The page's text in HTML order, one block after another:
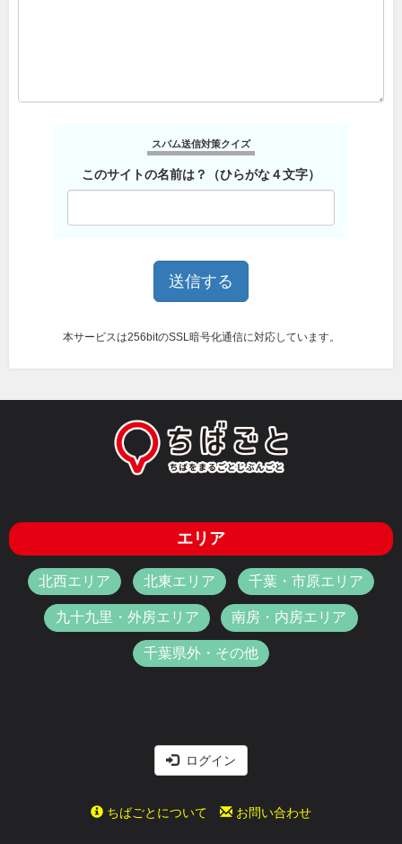
スパム送信対策クイズ
このサイトの名前は？（ひらがな４文字）
本サービスは256bitのSSL暗号化通信に対応しています。
エリア
北西エリア 北東エリア 千葉・市原エリア
九十九里・外房エリア 南房・内房エリア
千葉県外・その他
ログイン
ちばごとについて お問い合わせ